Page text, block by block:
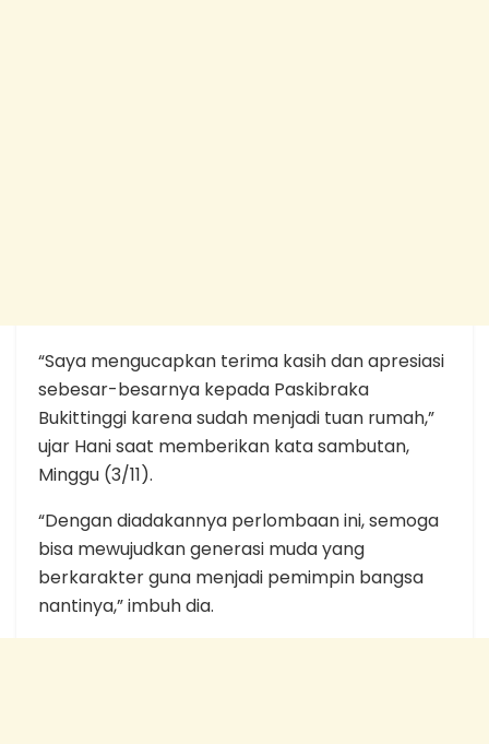
“Saya mengucapkan terima kasih dan apresiasi
sebesar-besarnya kepada Paskibraka
Bukittinggi karena sudah menjadi tuan rumah,”
ujar Hani saat memberikan kata sambutan,
Minggu (3/11).
“Dengan diadakannya perlombaan ini, semoga
bisa mewujudkan generasi muda yang
berkarakter guna menjadi pemimpin bangsa
nantinya,” imbuh dia.